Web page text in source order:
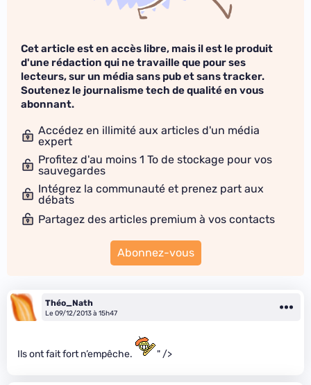
Cet article est en accès libre, mais il est le produit
d'une rédaction qui ne travaille que pour ses
lecteurs, sur un média sans pub et sans tracker.
Soutenez le journalisme tech de qualité en vous
abonnant.
Accédez en illimité aux articles d'un média
expert
Profitez d'au moins 1 To de stockage pour vos
sauvegardes
Intégrez la communauté et prenez part aux
débats
Partagez des articles premium à vos contacts
Abonnez-vous
Théo_Nath
Le 09/12/2013 à 15h47
Ils ont fait fort n’empêche. " />